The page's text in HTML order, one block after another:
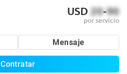
USD 20-90
por servicio
Mensaje
Contratar